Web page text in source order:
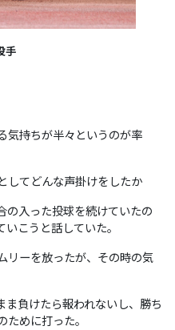
手
気持ちが半々というのが率
してどんな声掛けをしたか
入った投球を続けていたの
こうと話していた。
ーを放ったが、その時の気
負けたら報われないし、勝ち
めに打った。